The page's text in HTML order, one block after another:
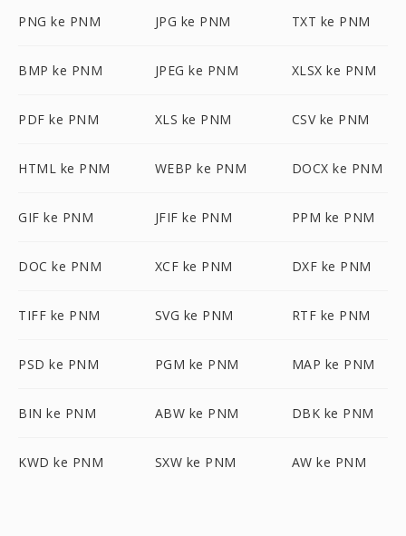
PNG ke PNM JPG ke PNM TXT ke PNM
BMP ke PNM JPEG ke PNM XLSX ke PNM
PDF ke PNM XLS ke PNM CSV ke PNM
HTML ke PNM WEBP ke PNM DOCX ke PNM
GIF ke PNM JFIF ke PNM PPM ke PNM
DOC ke PNM XCF ke PNM DXF ke PNM
TIFF ke PNM SVG ke PNM RTF ke PNM
PSD ke PNM PGM ke PNM MAP ke PNM
BIN ke PNM ABW ke PNM DBK ke PNM
KWD ke PNM SXW ke PNM AW ke PNM